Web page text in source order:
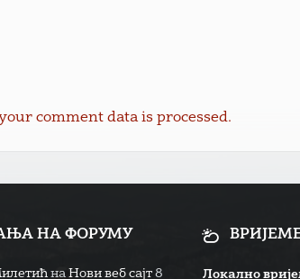
comment data is processed.
НА ФОРУМУ
на Нови веб сајт 8 Локално